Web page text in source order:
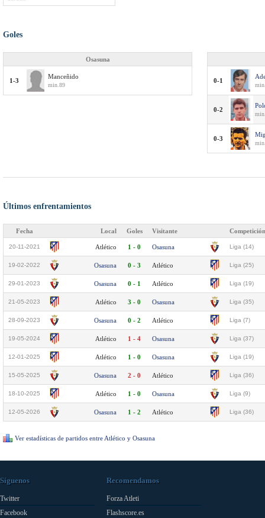
Goles
Osasuna
1-3
Manceñido
min.89
0-1
0-2
0-3
Últimos enfrentamientos
Fecha Local Goles Visitante Competición
20-11-2021 Atlético 1 - 0 Osasuna Liga (14)
19-02-2022 Osasuna 0 - 3 Atlético Liga (25)
29-01-2023 Osasuna 0 - 1 Atlético Liga (19)
21-05-2023 Atlético 3 - 0 Osasuna Liga (35)
28-09-2023 Osasuna 0 - 2 Atlético Liga (7)
19-05-2024 Atlético 1 - 4 Osasuna Liga (37)
12-01-2025 Atlético 1 - 0 Osasuna Liga (19)
15-05-2025 Osasuna 2 - 0 Atlético Liga (36)
18-10-2025 Atlético 1 - 0 Osasuna Liga (9)
12-05-2026 Osasuna 1 - 2 Atlético Liga (36)
Ver estadísticas de partidos entre Atlético y Osasuna
Síguenos
Twitter
Facebook
Recomendamos
Forza Atleti
Flashscore.es